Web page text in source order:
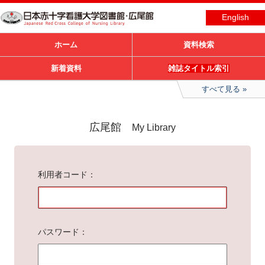
English
ホーム 資料検索
新着資料 雑誌タイトル索引
すべて見る
広尾館 My Library
利用者コード
パスワード